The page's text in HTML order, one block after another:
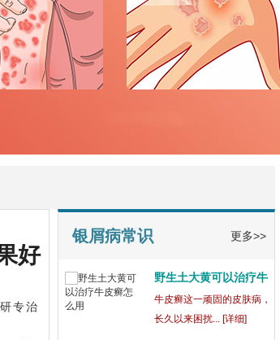
好
专治
银屑病常识 更多>>
银屑病这一复杂的皮肤病，
常常让患者们... [详细]
野生土大黄可以治疗牛
牛皮癣这一顽固的皮肤病，
长久以来困扰... [详细]